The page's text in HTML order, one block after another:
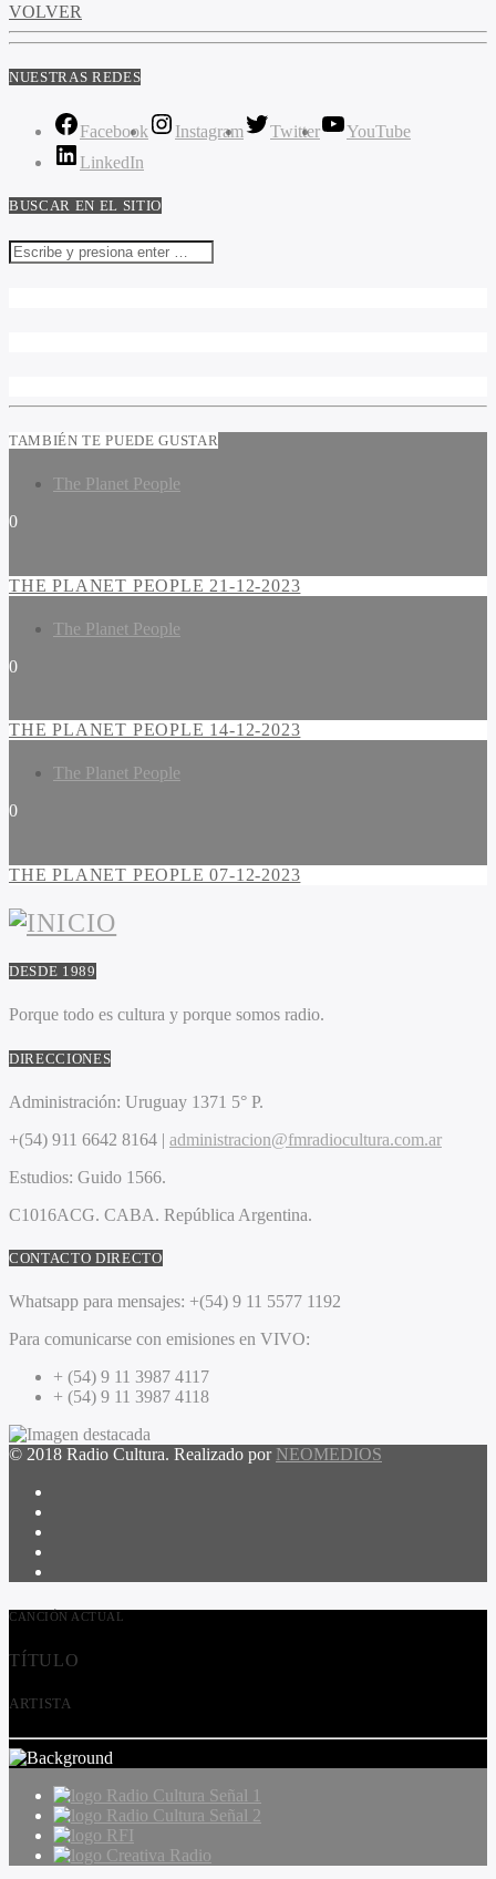
VOLVER
NUESTRAS REDES
Facebook Instagram Twitter
YouTube
LinkedIn
BUSCAR EN EL SITIO
TAMBIÉN TE PUEDE GUSTAR
The Planet People
0
THE PLANET PEOPLE 21-12-2023
The Planet People
0
THE PLANET PEOPLE 14-12-2023
The Planet People
0
THE PLANET PEOPLE 07-12-2023
DESDE 1989
Porque todo es cultura y porque somos radio.
DIRECCIONES
Administración: Uruguay 1371 5° P.
+(54) 911 6642 8164 | administracion@fmradiocultura.com.ar
Estudios: Guido 1566.
C1016ACG. CABA. República Argentina.
CONTACTO DIRECTO
Whatsapp para mensajes: +(54) 9 11 5577 1192
Para comunicarse con emisiones en VIVO:
+ (54) 9 11 3987 4117
+ (54) 9 11 3987 4118
© 2018 Radio Cultura. Realizado por NEOMEDIOS
CANCIÓN ACTUAL
TÍTULO
ARTISTA
Radio Cultura Señal 1
Radio Cultura Señal 2
RFI
Creativa Radio